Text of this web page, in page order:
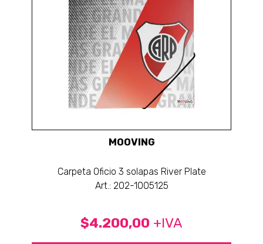
MOOVING
Carpeta Oficio 3 solapas River Plate
Art.: 202-1005125
$4.200,00 +IVA